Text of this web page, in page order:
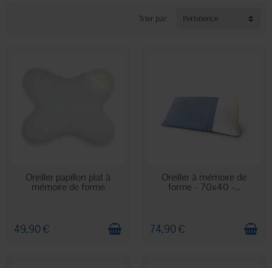
pour améliorer votre
Trier par : Pertinence
EN STOCK
Oreiller papillon plat à
mémoire de forme
49,90 €
EN STOCK
Oreiller à mémoire de
forme - 70x40 -...
74,90 €